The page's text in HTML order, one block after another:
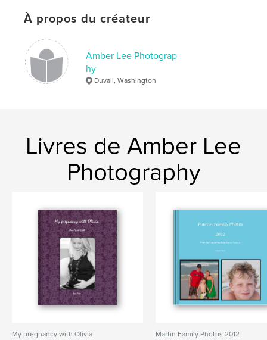
À propos du créateur
Amber Lee Photograp
hy
Duvall, Washington
Livres de Amber Lee
Photography
My pregnancy with Olivia
Martin Family Photos 2012